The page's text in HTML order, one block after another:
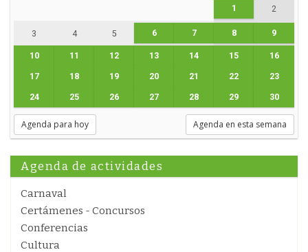
1 2
3 4 5 6 7 8 9
10 11 12 13 14 15 16
17 18 19 20 21 22 23
24 25 26 27 28 29 30
Agenda para hoy Agenda en esta semana
Agenda de actividades
Carnaval
Certámenes - Concursos
Conferencias
Cultura